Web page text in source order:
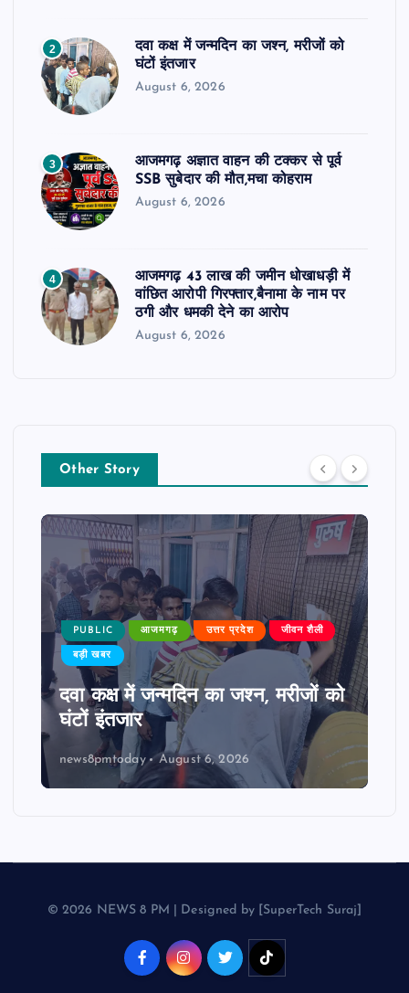
2
दवा कक्ष में जन्मदिन का जश्न, मरीजों को
घंटों इंतजार
August 6, 2026
3
आजमगढ़ अज्ञात वाहन की टक्कर से पूर्व
SSB सुबेदार की मौत,मचा कोहराम
August 6, 2026
4
आजमगढ़ 43 लाख की जमीन धोखाधड़ी में
वांछित आरोपी गिरफ्तार,बैनामा के नाम पर
ठगी और धमकी देने का आरोप
August 6, 2026
Other Story
PUBLIC आजमगढ़ उत्तर प्रदेश जीवन शैली
बड़ी खबर
दवा कक्ष में जन्मदिन का जश्न, मरीजों को
घंटों इंतजार
news8pmtoday August 6, 2026
© 2026 NEWS 8 PM | Designed by [SuperTech Suraj]